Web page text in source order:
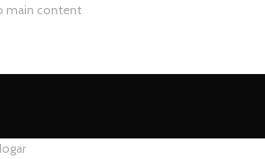
main content